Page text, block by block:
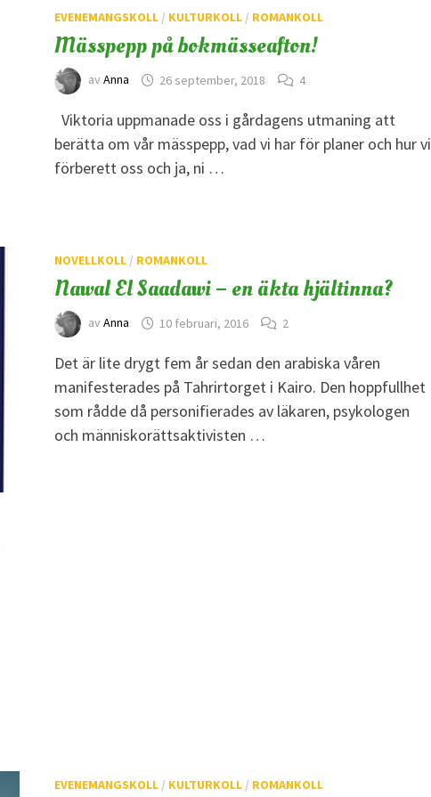
EVENEMANGSKOLL/ KULTURKOLL/ ROMANKOLL
Mässpepp på bokmässeafton!
av Anna 26 september, 2018 4
Viktoria uppmanade oss i gårdagens utmaning att
berätta om vår mässpepp, vad vi har för planer och hur vi
förberett oss och ja, ni …
NOVELLKOLL/ ROMANKOLL
Nawal El Saadawi – en äkta hjältinna?
av Anna 10 februari, 2016 2
Det är lite drygt fem år sedan den arabiska våren
manifesterades på Tahrirtorget i Kairo. Den hoppfullhet
som rådde då personifierades av läkaren, psykologen
och människorättsaktivisten …
EVENEMANGSKOLL/ KULTURKOLL/ ROMANKOLL